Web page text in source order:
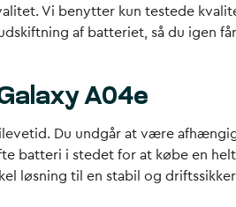
Vi benytter kun testede
af batteriet, så du igen
A04e
Du undgår at være
batteri i stedet for at købe en
løsning til en stabil og